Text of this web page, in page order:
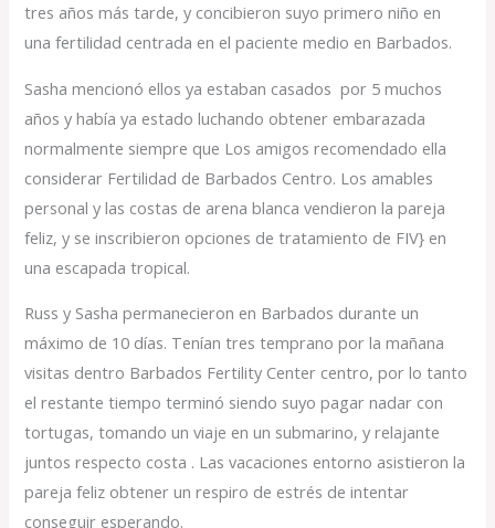
tres años más tarde, y concibieron suyo primero niño en
una fertilidad centrada en el paciente medio en Barbados.
Sasha mencionó ellos ya estaban casados ​​ por 5 muchos
años y había ya estado luchando obtener embarazada
normalmente siempre que Los amigos recomendado ella
considerar Fertilidad de Barbados Centro. Los amables
personal y las costas de arena blanca vendieron la pareja
feliz, y se inscribieron opciones de tratamiento de FIV} en
una escapada tropical.
Russ y Sasha permanecieron en Barbados durante un
máximo de 10 días. Tenían tres temprano por la mañana
visitas dentro Barbados Fertility Center centro, por lo tanto
el restante tiempo terminó siendo suyo pagar nadar con
tortugas, tomando un viaje en un submarino, y relajante
juntos respecto costa . Las vacaciones entorno asistieron la
pareja feliz obtener un respiro de estrés de intentar
conseguir esperando.